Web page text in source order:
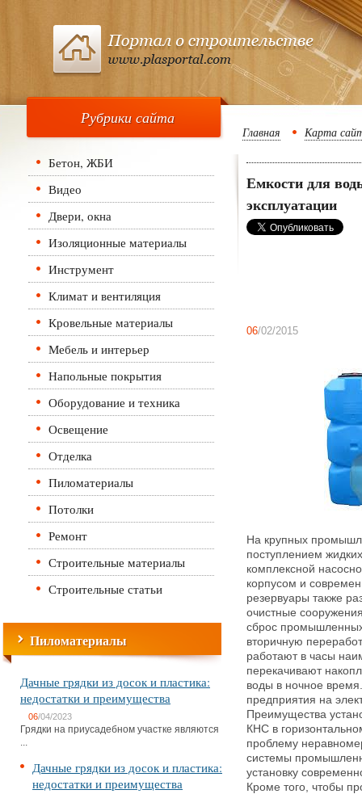
Рубрики сайта
Бетон, ЖБИ
Видео
Двери, окна
Изоляционные материалы
Инструмент
Климат и вентиляция
Кровельные материалы
Мебель и интерьер
Напольные покрытия
Оборудование и техника
Освещение
Отделка
Пиломатериалы
Потолки
Ремонт
Строительные материалы
Строительные статьи
Пиломатериалы
Дачные грядки из досок и пластика:
недостатки и преимущества
06/04/2023
Грядки на приусадебном участке являются
...
Дачные грядки из досок и пластика:
недостатки и преимущества
Главная Карта
Емкости для
эксплуатации
06/02/2015
На крупных
поступлением
комплексной
корпусом и
резервуары также
очистные
сброс
вторичную
работают в часы
перекачивают
воды в ночное
предприятия на
Преимущества
КНС в
проблему
системы
установку
Кроме того, чтобы